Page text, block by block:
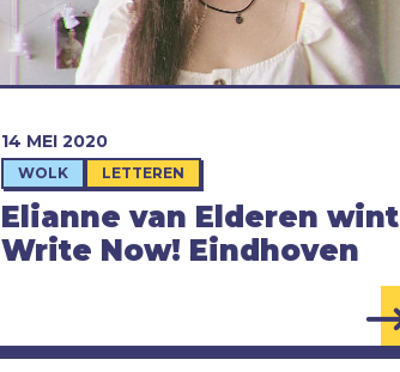
Elianne van Elderen wint
Write Now! Eindhoven
14 MEI 2020
WOLK LETTEREN